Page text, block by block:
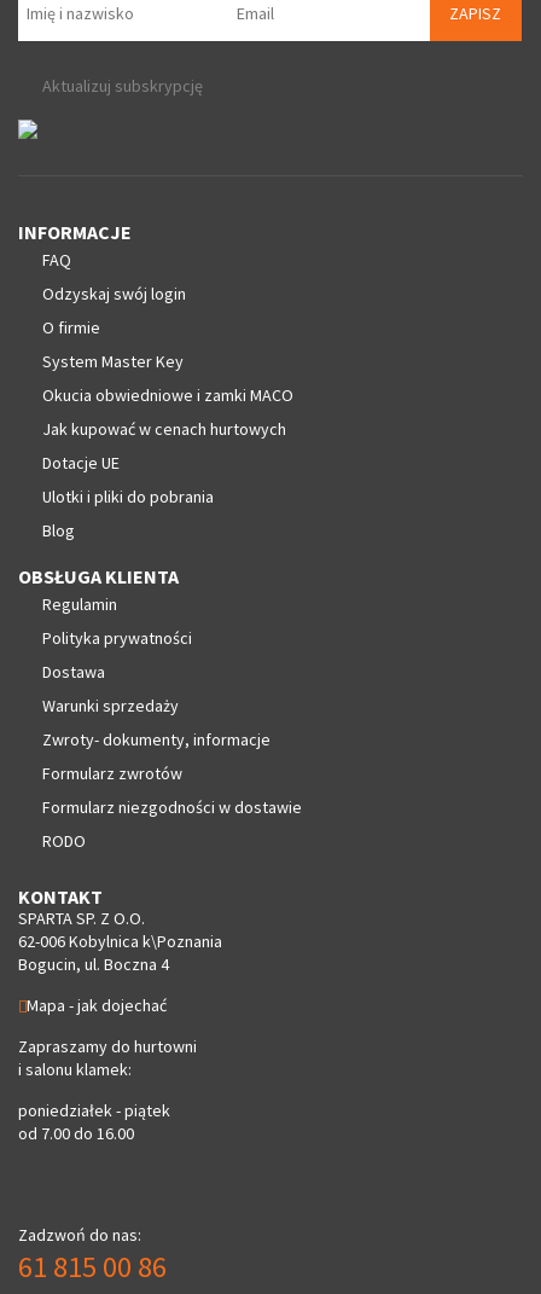
ZAPISZ
Aktualizuj subskrypcję
INFORMACJE
FAQ
Odzyskaj swój login
O firmie
System Master Key
Okucia obwiedniowe i zamki MACO
Jak kupować w cenach hurtowych
Dotacje UE
Ulotki i pliki do pobrania
Blog
OBSŁUGA KLIENTA
Regulamin
Polityka prywatności
Dostawa
Warunki sprzedaży
Zwroty- dokumenty, informacje
Formularz zwrotów
Formularz niezgodności w dostawie
RODO
KONTAKT
SPARTA SP. Z O.O.
62-006 Kobylnica k\Poznania
Bogucin, ul. Boczna 4
Mapa - jak dojechać
Zapraszamy do hurtowni
i salonu klamek:
poniedziałek - piątek
od 7.00 do 16.00
Zadzwoń do nas:
61 815 00 86